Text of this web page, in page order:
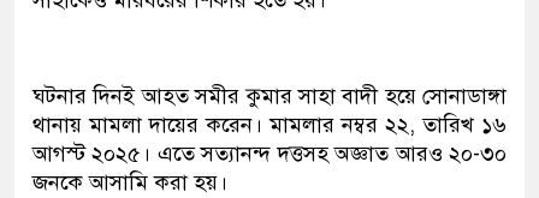
ঘটনার দিনই আহত সমীর কুমার সাহা বাদী হয়ে সোনাডাঙ্গা
থানায় মামলা দায়ের করেন। মামলার নম্বর ২২, তারিখ ১৬
আগস্ট ২০২৫। এতে সত্যানন্দ দত্তসহ অজ্ঞাত আরও ২০-৩০
জনকে আসামি করা হয়।